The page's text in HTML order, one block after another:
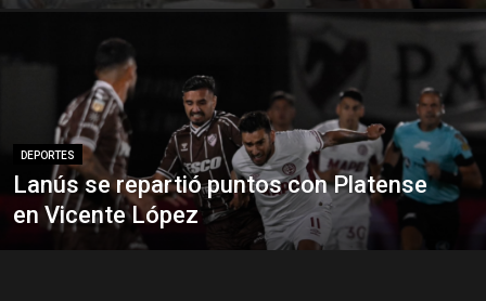
DEPORTES
Lanús se repartió puntos con Platense
en Vicente López